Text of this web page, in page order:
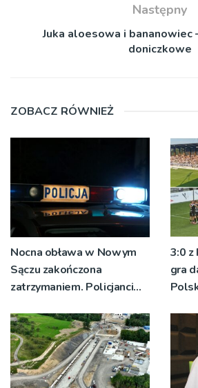
Następny
Juka aloesowa i bananowiec
doniczkowe
ZOBACZ RÓWNIEŻ
Nocna obława w Nowym
Sączu zakończona
zatrzymaniem. Policjanci
dźgnięcia 31-letniego
mężczyzny
3:0 z
gra